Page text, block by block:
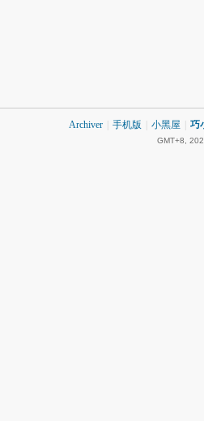
Archiver 手机版 小黑屋 巧
GMT+8,